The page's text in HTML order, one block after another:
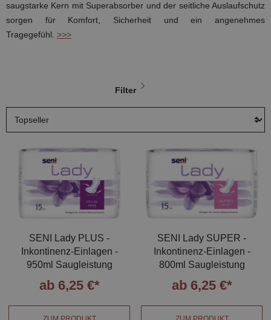
saugstarke Kern mit Superabsorber und der seitliche Auslaufschutz
sorgen für Komfort, Sicherheit und ein angenehmes
Tragegefühl. >>>
Filter
SENI Lady PLUS -
Inkontinenz-Einlagen -
950ml Saugleistung
ab 6,25 €*
SENI Lady SUPER -
Inkontinenz-Einlagen -
800ml Saugleistung
ab 6,25 €*